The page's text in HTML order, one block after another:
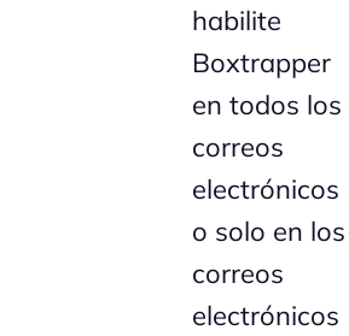
habilite
Boxtrapper
en todos los
correos
electrónicos
o solo en los
correos
electrónicos